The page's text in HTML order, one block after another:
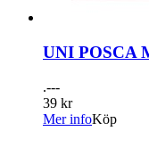
UNI POSCA
.---
39 kr
Mer infoKöp